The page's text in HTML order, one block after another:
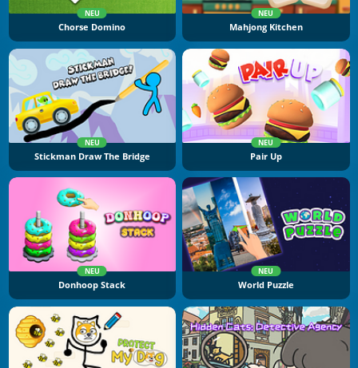
NEU
Chorse Domino
NEU
Mahjong Kitchen
NEU
Stickman Draw The Bridge
NEU
Pair Up
NEU
Donhoop Stack
NEU
World Puzzle